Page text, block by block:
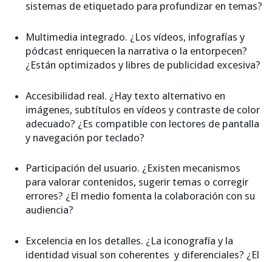
sistemas de etiquetado para profundizar en temas?
Multimedia integrado. ¿Los vídeos, infografías y
pódcast enriquecen la narrativa o la entorpecen?
¿Están optimizados y libres de publicidad excesiva?
Accesibilidad real. ¿Hay texto alternativo en
imágenes, subtítulos en vídeos y contraste de color
adecuado? ¿Es compatible con lectores de pantalla
y navegación por teclado?
Participación del usuario. ¿Existen mecanismos
para valorar contenidos, sugerir temas o corregir
errores? ¿El medio fomenta la colaboración con su
audiencia?
Excelencia en los detalles. ¿La iconografía y la
identidad visual son coherentes y diferenciales? ¿El